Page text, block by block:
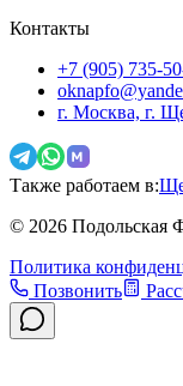
Контакты
+7 (905) 735-
г. Москва, г.
Также работаем в:
© 2026 Подольская
Политика
Позвонить